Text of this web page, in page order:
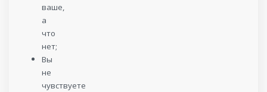
ваше,
а
что
нет;
Вы
не
чувствуете